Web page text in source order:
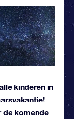
kinderen in
de komende